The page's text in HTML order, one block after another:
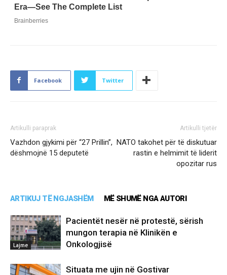
Facebook Twitter
Artikulli paraprak
Vazhdon gjykimi për “27 Prillin”,
dëshmojnë 15 deputetë
Artikulli tjetër
NATO takohet për të diskutuar
rastin e helmimit të liderit
opozitar rus
ARTIKUJ TË NGJASHËM MË SHUMË NGA AUTORI
Lajme
Pacientët nesër në protestë, sërish
mungon terapia në Klinikën e
Onkologjisë
Situata me ujin në Gostivar